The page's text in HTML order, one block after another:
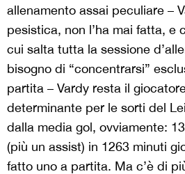
allenamento assai peculiare –
pesistica, non l’ha mai fatta, e
cui salta tutta la sessione
bisogno di “concentrarsi”
partita – Vardy resta il
determinante per le sorti del
dalla media gol, ovviamente:
(più un assist) in 1263 minuti
fatto uno a partita. Ma c’è di